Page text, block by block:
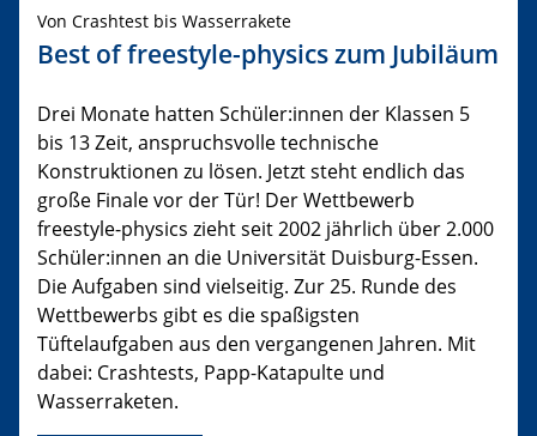
Von Crashtest bis Wasserrakete
Best of freestyle-physics zum Jubiläum
Drei Monate hatten Schüler:innen der Klassen 5
bis 13 Zeit, anspruchsvolle technische
Konstruktionen zu lösen. Jetzt steht endlich das
große Finale vor der Tür! Der Wettbewerb
freestyle-physics zieht seit 2002 jährlich über 2.000
Schüler:innen an die Universität Duisburg-Essen.
Die Aufgaben sind vielseitig. Zur 25. Runde des
Wettbewerbs gibt es die spaßigsten
Tüftelaufgaben aus den vergangenen Jahren. Mit
dabei: Crashtests, Papp-Katapulte und
Wasserraketen.